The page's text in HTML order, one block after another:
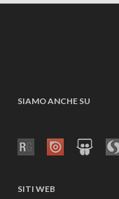
SIAMO ANCHE SU
SITI WEB